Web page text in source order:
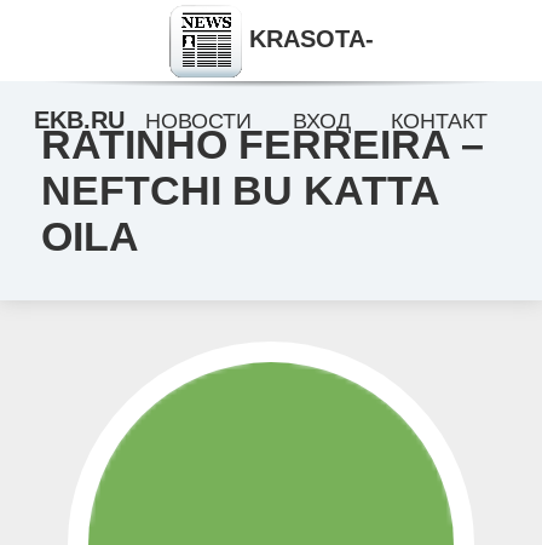
RATINHO FERREIRA –
NEFTCHI BU KATTA
OILA
KRASOTA-
EKB.RU НОВОСТИ ВХОД КОНТАКТ